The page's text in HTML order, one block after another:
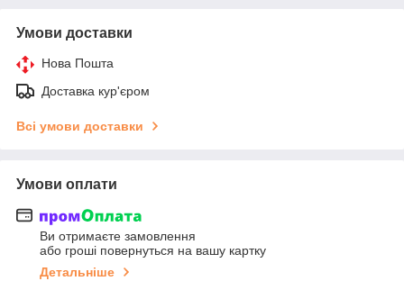
Умови доставки
Нова Пошта
Доставка кур'єром
Всі умови доставки
Умови оплати
Ви отримаєте замовлення
або гроші повернуться на вашу картку
Детальніше